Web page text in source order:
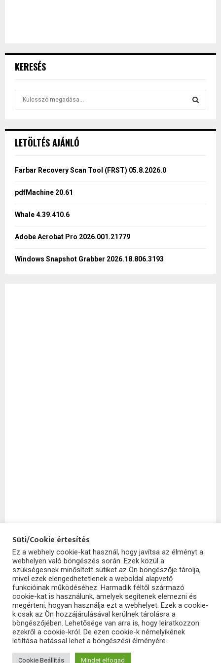
KERESÉS
h
o
LETÖLTÉS AJÁNLÓ
Farbar Recovery Scan Tool (FRST) 05.8.2026.0
pdfMachine 20.61
Whale 4.39.410.6
Adobe Acrobat Pro 2026.001.21779
Windows Snapshot Grabber 2026.18.806.3193
SzoftHub
2025 - szofthub.hu. All Right Reserved.
Süti/Cookie értesítés
Ez a webhely cookie-kat használ, hogy javítsa az élményt a
webhelyen való böngészés során. Ezek közül a
szükségesnek minősített sütiket az Ön böngészője tárolja,
mivel ezek elengedhetetlenek a weboldal alapvető
funkcióinak működéséhez. Harmadik féltől származó
cookie-kat is használunk, amelyek segítenek elemezni és
megérteni, hogyan használja ezt a webhelyet. Ezek a cookie-
k csak az Ön hozzájárulásával kerülnek tárolásra a
böngészőjében. Lehetősége van arra is, hogy leiratkozzon
ezekről a cookie-król. De ezen cookie-k némelyikének
letiltása hatással lehet a böngészési élményére.
Cookie Beállítás Mindet elfogad